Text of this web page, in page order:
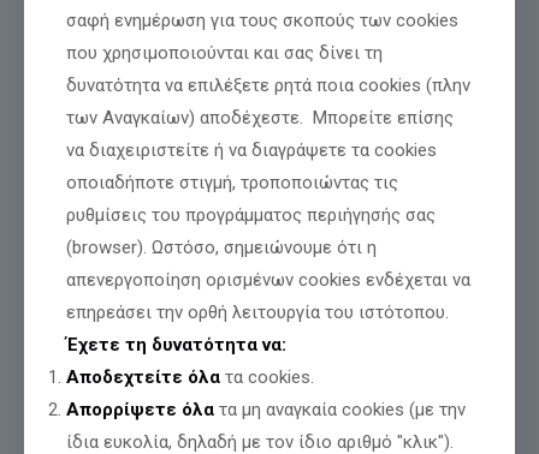
Τιμή και Δόξα για όσους θυσιάζονται για
την Πατρίδα μας
Διαβάστε περισσότερα
σαφή ενημέρωση για τους σκοπούς των cookies
που χρησιμοποιούνται και σας δίνει τη
δυνατότητα να επιλέξετε ρητά ποια cookies (πλην
των Αναγκαίων) αποδέχεστε. Μπορείτε επίσης
να διαχειριστείτε ή να διαγράψετε τα cookies
οποιαδήποτε στιγμή, τροποποιώντας τις
ρυθμίσεις του προγράμματος περιήγησής σας
(browser). Ωστόσο, σημειώνουμε ότι η
απενεργοποίηση ορισμένων cookies ενδέχεται να
επηρεάσει την ορθή λειτουργία του ιστότοπου.
Έχετε τη δυνατότητα να:
Αποδεχτείτε όλα τα cookies.
Απορρίψετε όλα τα μη αναγκαία cookies (με την
ίδια ευκολία, δηλαδή με τον ίδιο αριθμό "κλικ").